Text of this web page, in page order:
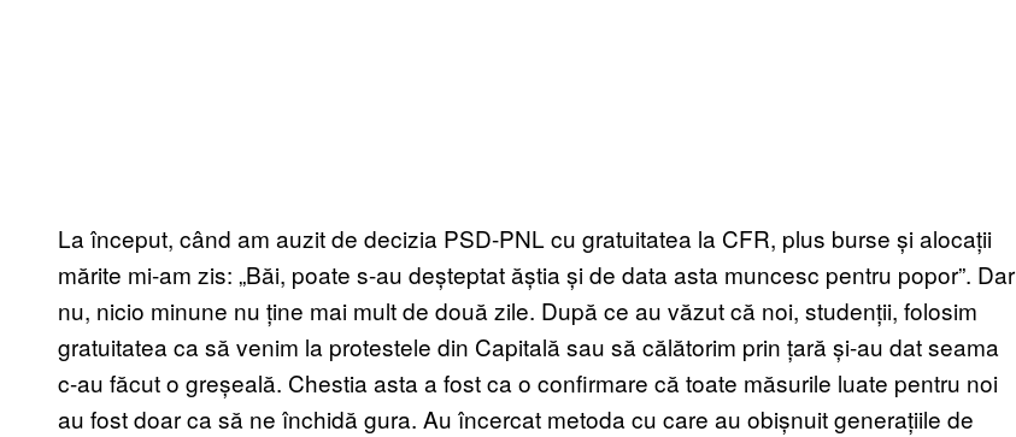
La început, când am auzit de decizia PSD-PNL cu gratuitatea la CFR, plus burse și alocații
mărite mi-am zis: „Băi, poate s-au deșteptat ăștia și de data asta muncesc pentru popor”. Dar
nu, nicio minune nu ține mai mult de două zile. După ce au văzut că noi, studenții, folosim
gratuitatea ca să venim la protestele din Capitală sau să călătorim prin țară și-au dat seama
c-au făcut o greșeală. Chestia asta a fost ca o confirmare că toate măsurile luate pentru noi
au fost doar ca să ne închidă gura. Au încercat metoda cu care au obișnuit generațiile de